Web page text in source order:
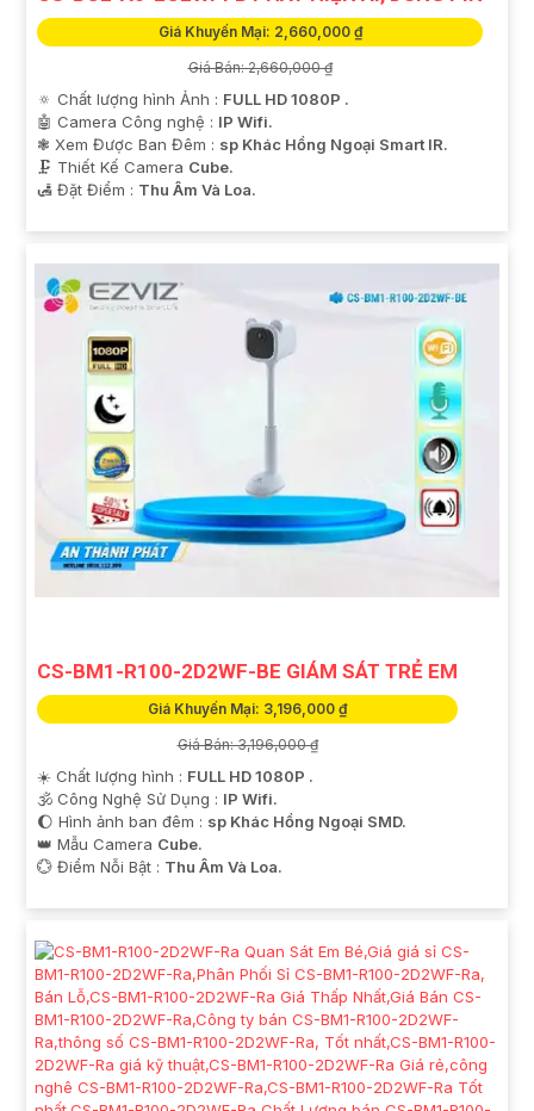
Giá Khuyến Mại: 2,660,000 ₫
Giá Bán: 2,660,000 ₫
🔅 Chất lượng hình Ảnh : FULL HD 1080P .
🤖️ Camera Công nghệ : IP Wifi.
❃ Xem Được Ban Đêm : sp Khác Hồng Ngoại Smart IR.
🗜️ Thiết Kế Camera Cube.
️🛃 Đặt Điểm : Thu Âm Và Loa.
CS-BM1-R100-2D2WF-BE GIÁM SÁT TRẺ EM
Giá Khuyến Mại: 3,196,000 ₫
Giá Bán: 3,196,000 ₫
☀️ Chất lượng hình : FULL HD 1080P .
🕉️ Công Nghệ Sử Dụng : IP Wifi.
🌔 Hình ảnh ban đêm : sp Khác Hồng Ngoại SMD.
👑 Mẫu Camera Cube.
️💮 Điểm Nỗi Bật : Thu Âm Và Loa.